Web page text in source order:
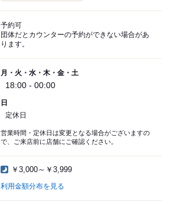
予約可
団体だとカウンターの予約ができない場合があ
ります。
月・火・水・木・金・土
18:00 - 00:00
日
定休日
営業時間・定休日は変更となる場合がございますの
で、ご来店前に店舗にご確認ください。
￥3,000～￥3,999
利用金額分布を見る